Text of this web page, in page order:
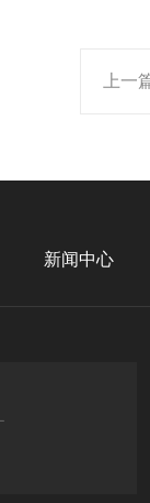
上一
新闻中心